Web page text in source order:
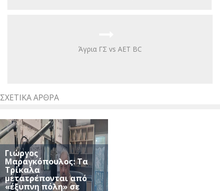
Άγρια ΓΣ vs AET BC
ΣΧΕΤΙΚΆ ΆΡΘΡΑ
Γιώργος
Μαραγκόπουλος: Τα
Τρίκαλα
μετατρέπονται από
«έξυπνη πόλη» σε